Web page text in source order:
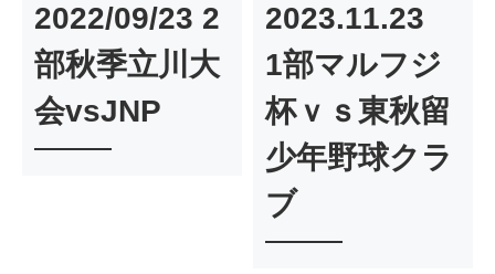
2022/09/23 2
部秋季立川大
会vsJNP
2023.11.23
1部マルフジ
杯ｖｓ東秋留
少年野球クラ
ブ